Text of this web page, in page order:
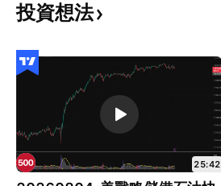
投資想法
25:42